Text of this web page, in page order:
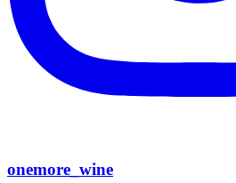
onemore_wine